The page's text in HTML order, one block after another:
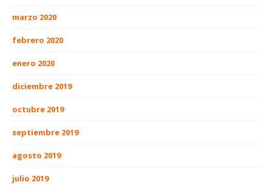
marzo 2020
febrero 2020
enero 2020
diciembre 2019
octubre 2019
septiembre 2019
agosto 2019
julio 2019